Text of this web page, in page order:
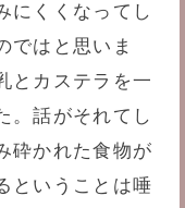
にくくなってし
ではと思いま
とカステラを一
。話がそれてし
砕かれた食物が
ということは唾